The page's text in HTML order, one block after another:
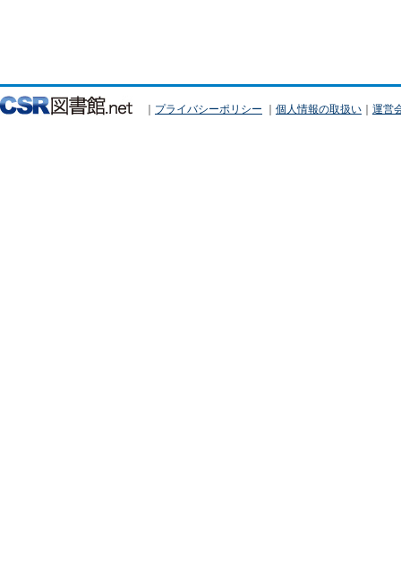
｜ プライバシーポリシー ｜ 個人情報の取扱い ｜ 運営